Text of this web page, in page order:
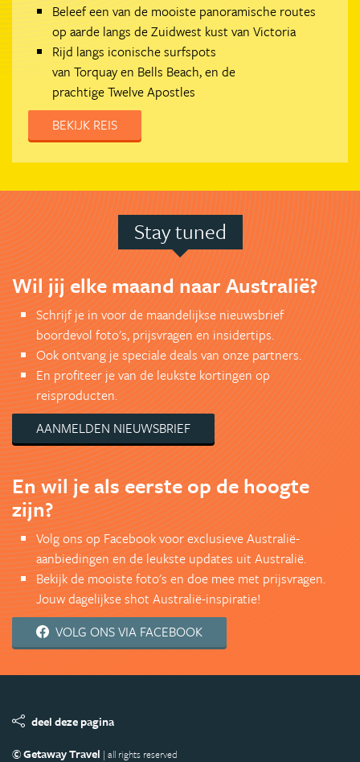
Beleef een van de mooiste panoramische routes
op aarde langs de Zuidwest kust van Victoria
Rijd langs iconische surfspots
van Torquay en Bells Beach, en de
prachtige Twelve Apostles
BEKIJK REIS
Stay tuned
Wil jij elke maand naar Australië?
Schrijf je in voor de maandelijkse nieuwsbrief
boordevol foto's, prijsvragen en insidertips.
Ook ontvang je speciale deals van onze partners.
En profiteer je van de leukste kortingen op
reisproducten.
AANMELDEN NIEUWSBRIEF
En wil je als eerste op de hoogte
zijn?
Volg ons op Facebook voor exclusieve Australië-
aanbiedingen en de leukste updates uit Australië.
Bekijk de mooiste foto's en doe mee met prijsvragen.
Jouw dagelijkse shot Australië-inspiratie!
VOLG ONS VIA FACEBOOK
deel deze pagina
© Getaway Travel | all rights reserved